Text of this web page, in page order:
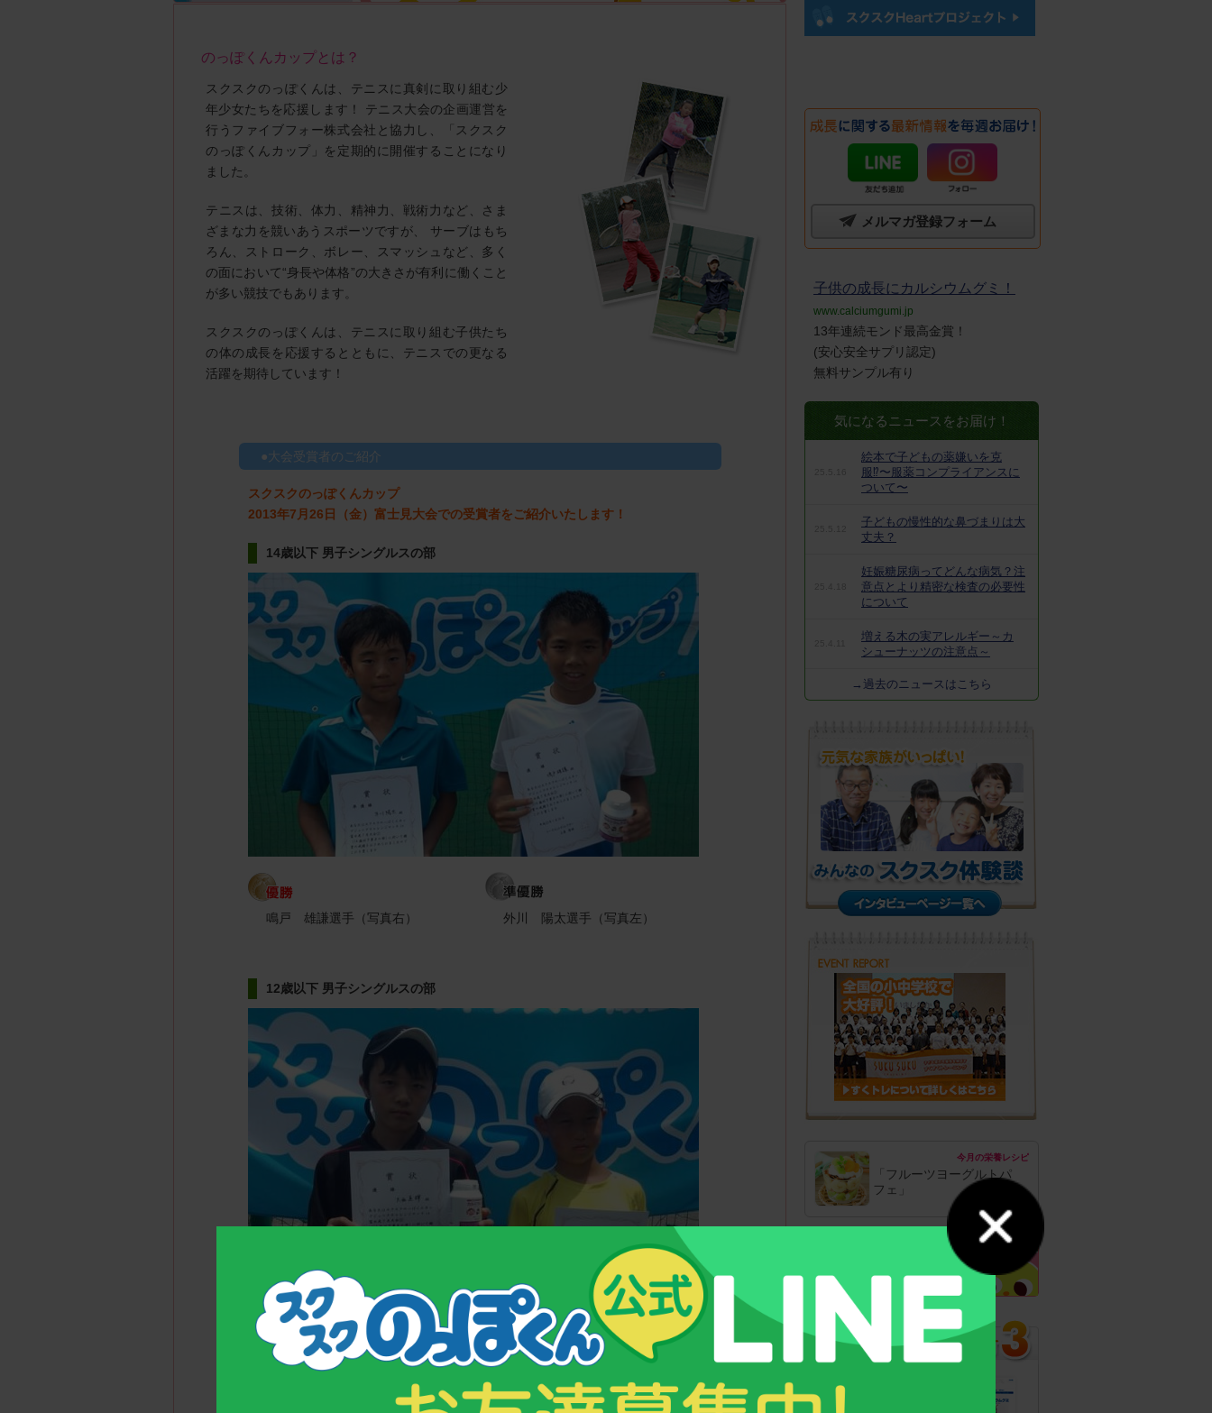
のっぽくんカップとは？
スクスクのっぽくんは、テニスに真剣に取り組む少
年少女たちを応援します！ テニス大会の企画運営を
行うファイブフォー株式会社と協力し、「スクスク
のっぽくんカップ」を定期的に開催することになり
ました。
テニスは、技術、体力、精神力、戦術力など、さま
ざまな力を競いあうスポーツですが、 サーブはもち
ろん、ストローク、ボレー、スマッシュなど、多く
の面において“身長や体格”の大きさが有利に働くこと
が多い競技でもあります。
スクスクのっぽくんは、テニスに取り組む子供たち
の体の成長を応援するとともに、テニスでの更なる
活躍を期待しています！
大会受賞者のご紹介
スクスクのっぽくんカップ
2013年7月26日（金）富士見大会での受賞者をご紹介いたします！
14歳以下 男子シングルスの部
鳴戸 雄謙選手（写真右） 外川 陽太選手（写真左）
12歳以下 男子シングルスの部
大西 直輝選手（写真左） 野原 琢磨選手（写真右）
メルマガ登録フォーム
子供の成長にカルシウムグミ！
www.calciumgumi.jp
13年連続モンド最高金賞！
(安心安全サプリ認定)
無料サンプル有り
気になるニュースをお届け！
絵本で子どもの薬嫌いを克
服⁉︎〜服薬コンプライアンスに
ついて〜
子どもの慢性的な鼻づまりは大
丈夫？
妊娠糖尿病ってどんな病気？注
意点とより精密な検査の必要性
について
増える木の実アレルギー～カ
シューナッツの注意点～
→過去のニュースはこちら
今月の栄養レシピ
「フルーツヨーグルトパ
フェ」